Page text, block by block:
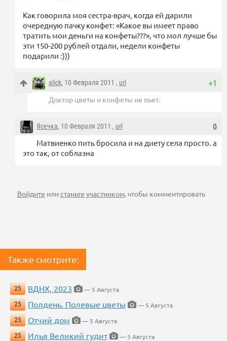
Как говорила моя сестра-врач, когда ей дарили
очередную пачку конфет: «Какое вы имеет право
тратить мои деньги на конфеты???», что мол лучше бы
эти 150-200 рублей отдали, недели конфеты
подарили :)))
+1
alick, 10 Февраля 2011 , url
Доктор цветы и конфеты не пьет.
0
Ясечка, 10 Февраля 2011 , url
Матвиенко пить бросила и на диету села просто. а
это так, от соблазна
Войдите илистаньте участником, чтобы комментировать
Также смотрите:
25 ВДНХ, 2023
— 5 Августа
25
Полдень. Полевые цветы
— 5 Августа
25
Отчий дом
— 5 Августа
25
Илья Великий гудит
— 5 Августа